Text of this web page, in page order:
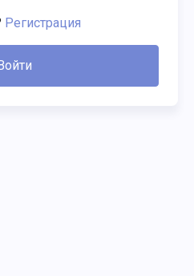
Регистрация